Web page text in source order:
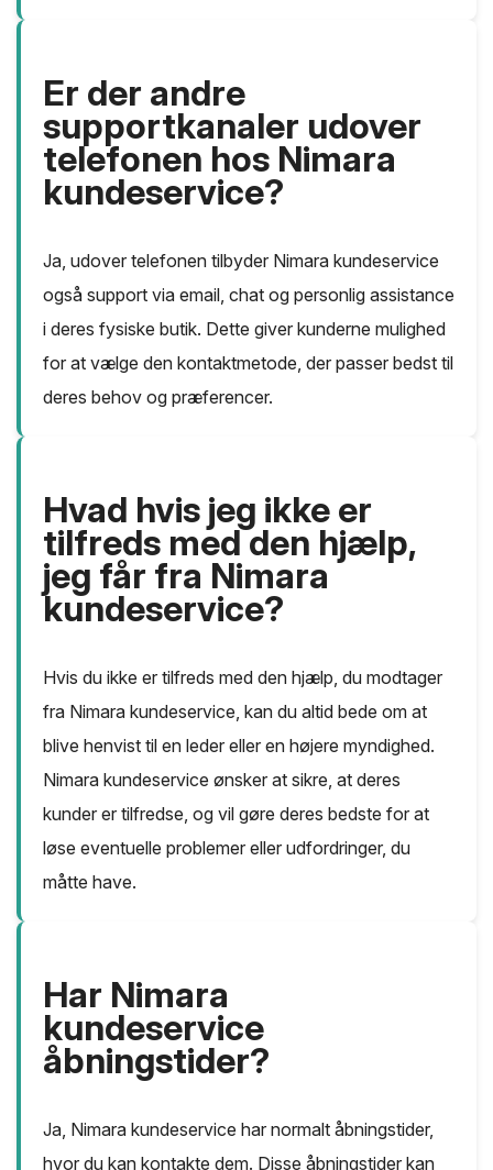
Er der andre
supportkanaler udover
telefonen hos Nimara
kundeservice?
Ja, udover telefonen tilbyder Nimara kundeservice
også support via email, chat og personlig assistance
i deres fysiske butik. Dette giver kunderne mulighed
for at vælge den kontaktmetode, der passer bedst til
deres behov og præferencer.
Hvad hvis jeg ikke er
tilfreds med den hjælp,
jeg får fra Nimara
kundeservice?
Hvis du ikke er tilfreds med den hjælp, du modtager
fra Nimara kundeservice, kan du altid bede om at
blive henvist til en leder eller en højere myndighed.
Nimara kundeservice ønsker at sikre, at deres
kunder er tilfredse, og vil gøre deres bedste for at
løse eventuelle problemer eller udfordringer, du
måtte have.
Har Nimara
kundeservice
åbningstider?
Ja, Nimara kundeservice har normalt åbningstider,
hvor du kan kontakte dem. Disse åbningstider kan